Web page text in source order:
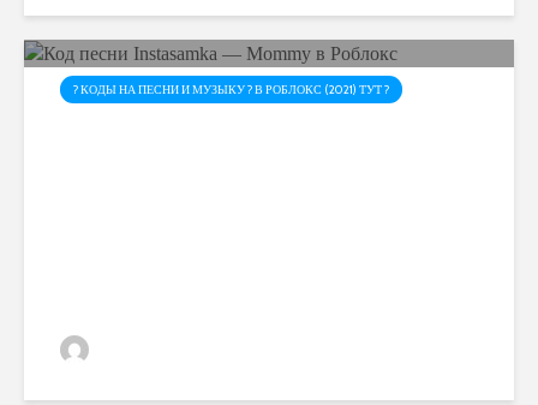
? КОДЫ НА ПЕСНИ И МУЗЫКУ ? В РОБЛОКС (2021) ТУТ ?